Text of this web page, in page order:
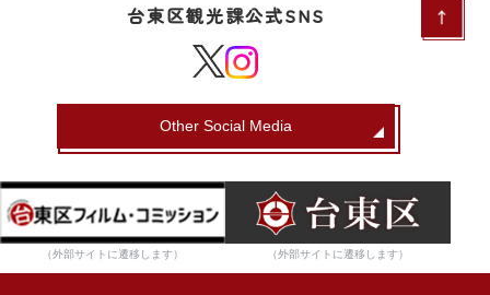
台東区観光課公式SNS
Other Social Media
（外部サイトに遷移します） （外部サイトに遷移します）